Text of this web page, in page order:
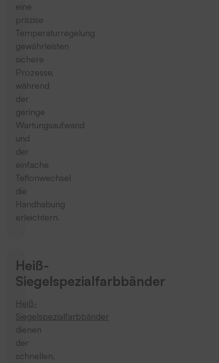
eine
präzise
Temperaturregelung
gewährleisten
sichere
Prozesse,
während
der
geringe
Wartungsaufwand
und
der
einfache
Teflonwechsel
die
Handhabung
erleichtern.
Heiß-
Siegelspezialfarbbänder
Heiß-
Siegelspezialfarbbänder
dienen
der
schnellen,